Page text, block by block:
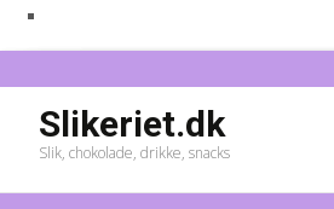
Slikeriet.dk
Slik, chokolade, drikke, snacks